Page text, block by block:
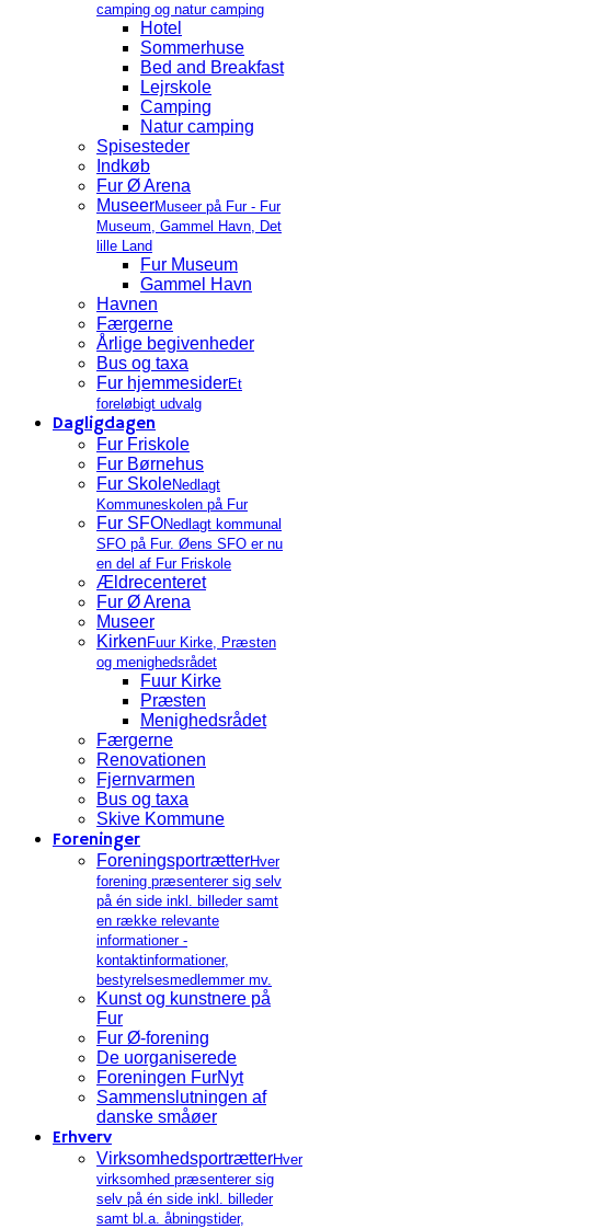
camping og natur camping
Hotel
Sommerhuse
Bed and Breakfast
Lejrskole
Camping
Natur camping
Spisesteder
Indkøb
Fur Ø Arena
MuseerMuseer på Fur - Fur
Museum, Gammel Havn, Det
lille Land
Fur Museum
Gammel Havn
Havnen
Færgerne
Årlige begivenheder
Bus og taxa
Fur hjemmesiderEt
foreløbigt udvalg
Dagligdagen
Fur Friskole
Fur Børnehus
Fur SkoleNedlagt
Kommuneskolen på Fur
Fur SFONedlagt kommunal
SFO på Fur. Øens SFO er nu
en del af Fur Friskole
Ældrecenteret
Fur Ø Arena
Museer
Kirken Fuur Kirke, Præsten
og menighedsrådet
Fuur Kirke
Præsten
Menighedsrådet
Færgerne
Renovationen
Fjernvarmen
Bus og taxa
Skive Kommune
Foreninger
ForeningsportrætterHver
forening præsenterer sig selv
på én side inkl. billeder samt
en række relevante
informationer -
kontaktinformationer,
bestyrelsesmedlemmer mv.
Kunst og kunstnere på
Fur
Fur Ø-forening
De uorganiserede
Foreningen FurNyt
Sammenslutningen af
danske småøer
Erhverv
VirksomhedsportrætterHver
virksomhed præsenterer sig
selv på én side inkl. billeder
samt bl.a. åbningstider,